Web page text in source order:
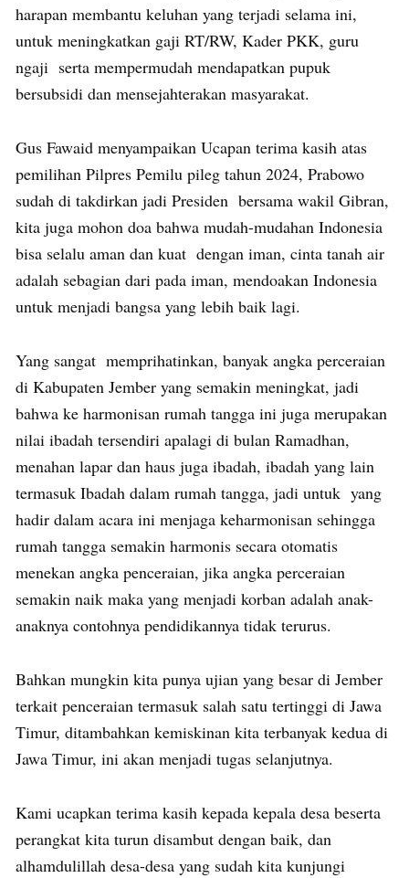
harapan membantu keluhan yang terjadi selama ini,
untuk meningkatkan gaji RT/RW, Kader PKK, guru
ngaji serta mempermudah mendapatkan pupuk
bersubsidi dan mensejahterakan masyarakat.
Gus Fawaid menyampaikan Ucapan terima kasih atas
pemilihan Pilpres Pemilu pileg tahun 2024, Prabowo
sudah di takdirkan jadi Presiden bersama wakil Gibran,
kita juga mohon doa bahwa mudah-mudahan Indonesia
bisa selalu aman dan kuat dengan iman, cinta tanah air
adalah sebagian dari pada iman, mendoakan Indonesia
untuk menjadi bangsa yang lebih baik lagi.
Yang sangat memprihatinkan, banyak angka perceraian
di Kabupaten Jember yang semakin meningkat, jadi
bahwa ke harmonisan rumah tangga ini juga merupakan
nilai ibadah tersendiri apalagi di bulan Ramadhan,
menahan lapar dan haus juga ibadah, ibadah yang lain
termasuk Ibadah dalam rumah tangga, jadi untuk yang
hadir dalam acara ini menjaga keharmonisan sehingga
rumah tangga semakin harmonis secara otomatis
menekan angka penceraian, jika angka perceraian
semakin naik maka yang menjadi korban adalah anak-
anaknya contohnya pendidikannya tidak terurus.
Bahkan mungkin kita punya ujian yang besar di Jember
terkait penceraian termasuk salah satu tertinggi di Jawa
Timur, ditambahkan kemiskinan kita terbanyak kedua di
Jawa Timur, ini akan menjadi tugas selanjutnya.
Kami ucapkan terima kasih kepada kepala desa beserta
perangkat kita turun disambut dengan baik, dan
alhamdulillah desa-desa yang sudah kita kunjungi